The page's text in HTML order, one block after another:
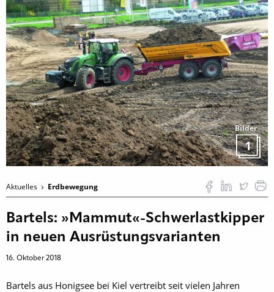
Bilder
1
Aktuelles Erdbewegung
Bartels: »Mammut«-Schwerlastkipper
in neuen Ausrüstungsvarianten
16. Oktober 2018
Bartels aus Honigsee bei Kiel vertreibt seit vielen Jahren